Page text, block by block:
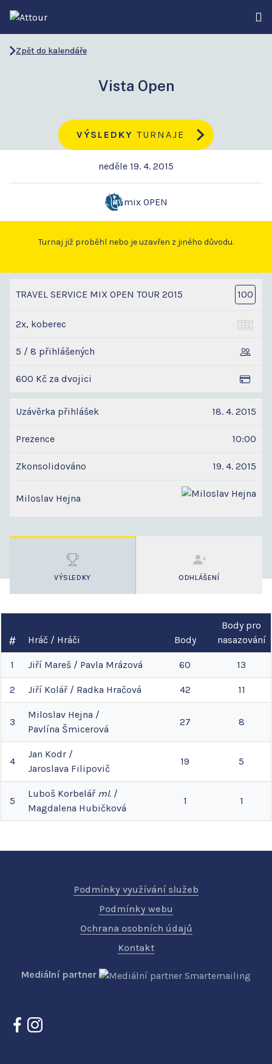
Zpět do kalendáře
Vista Open
VÝSLEDKY TURNAJE
neděle 19. 4. 2015
mix OPEN
Turnaj již proběhl nebo je uzavřen z jiného důvodu.
TRAVEL SERVICE MIX OPEN TOUR 2015 100
2x, koberec
5 / 8 přihlášených
600 Kč za dvojici
Uzávěrka přihlášek 18. 4. 2015
Prezence 10:00
Zkonsolidováno 19. 4. 2015
Miloslav Hejna
VÝSLEDKY ODHLÁŠENÍ
Hráč / Hráči Body
Body pro
nasazování
1 Jiří Mareš / Pavla Mrázová 60 13
2 Jiří Kolář / Radka Hračová 42 11
3
Miloslav Hejna /
Pavlína Šmicerová
27 8
4
Jan Kodr /
Jaroslava Filipovič
19 5
5
Luboš Korbelář ml. /
Magdalena Hubičková
1 1
Podmínky využívání služeb
Podmínky webu
Ochrana osobních údajů
Kontakt
Mediální partner